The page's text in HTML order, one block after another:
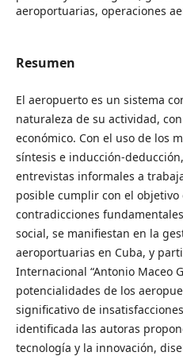
aeroportuarias, operaciones
Resumen
El aeropuerto es un sistema
naturaleza de su actividad,
económico. Con el uso de los
síntesis e inducción-
entrevistas informales a
posible cumplir con el
contradicciones
social, se manifiestan en la
aeroportuarias en Cuba, y
Internacional “Antonio Maceo
potencialidades de los
significativo de
identificada las autoras
tecnología y la innovación,